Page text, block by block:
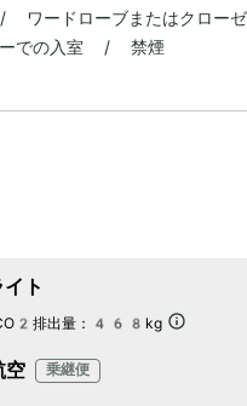
ードローブまたはクロ
での入室 / 禁煙
ト
排出量： 468kg
空 乗継便